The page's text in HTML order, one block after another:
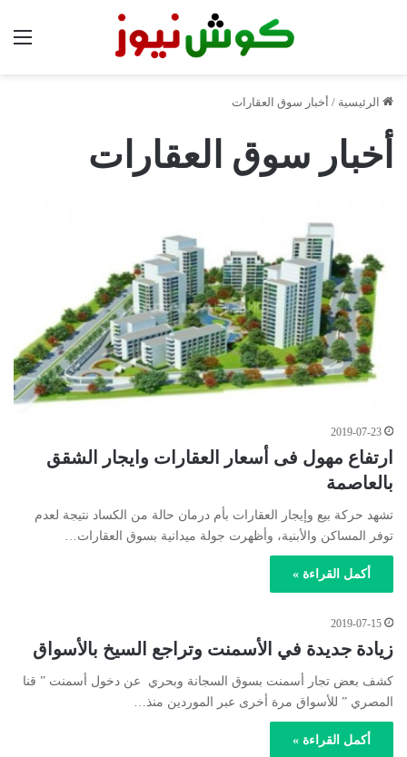
الرئيسية / أخبار سوق العقارات
أخبار سوق العقارات
2019-07-23
ارتفاع مهول فى أسعار العقارات وايجار الشقق
بالعاصمة
تشهد حركة بيع وإيجار العقارات بأم درمان حالة من الكساد نتيجة لعدم
توفر المساكن والأبنية، وأظهرت جولة ميدانية بسوق العقارات…
أكمل القراءة »
2019-07-15
زيادة جديدة في الأسمنت وتراجع السيخ بالأسواق
كشف بعض تجار أسمنت بسوق السجانة وبحري عن دخول أسمنت ” قنا
المصري ” للأسواق مرة أخرى عبر الموردين منذ…
أكمل القراءة »